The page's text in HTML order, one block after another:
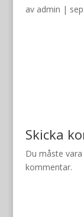
av admin |
Skicka
Du måste vara
kommentar.